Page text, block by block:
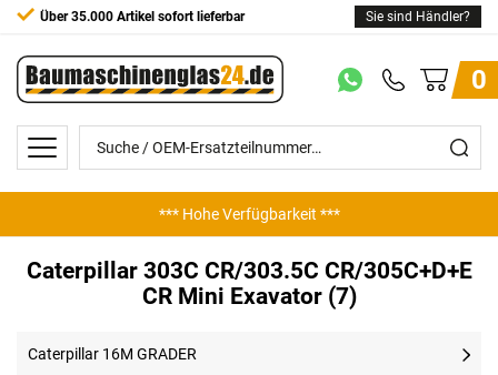
Über 35.000 Artikel sofort lieferbar Sie sind Händler?
0
*** Hohe Verfügbarkeit ***
Caterpillar 303C CR/303.5C CR/305C+D+E
CR Mini Exavator (7)
Caterpillar 16M GRADER